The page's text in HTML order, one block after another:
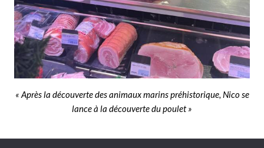
« Après la découverte des animaux marins préhistorique, Nico se
lance à la découverte du poulet »